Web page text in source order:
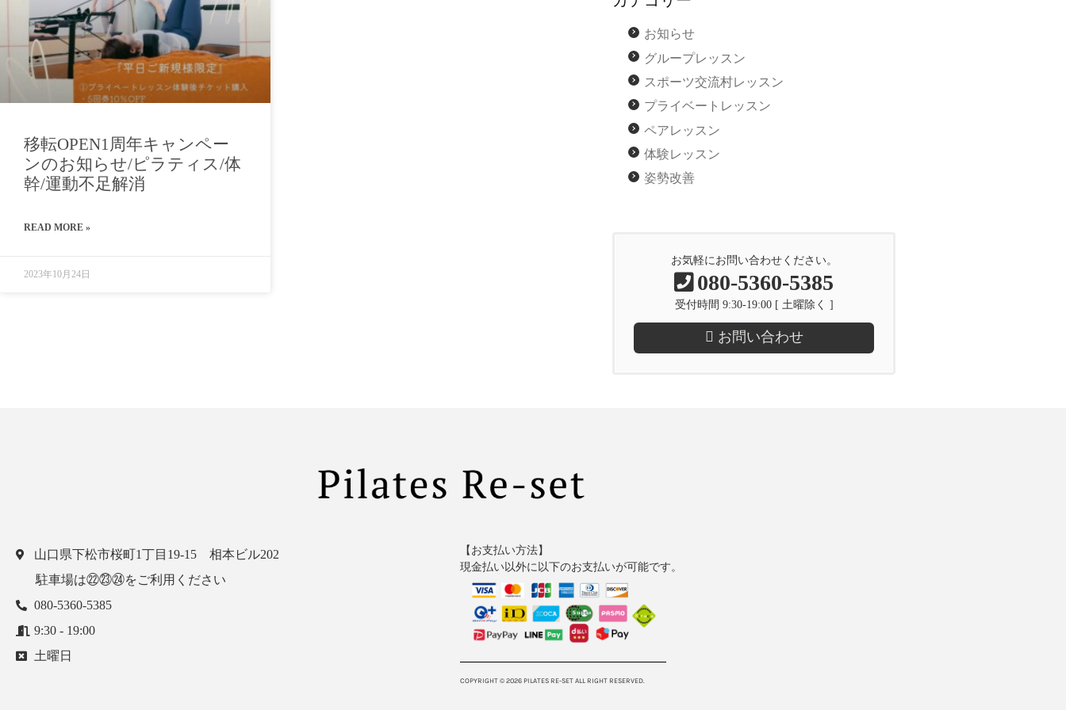
移転OPEN1周年キャンペー
ンのお知らせ/ピラティス/体
幹/運動不足解消
READ MORE »
2023年10月24日
お知らせ
グループレッスン
スポーツ交流村レッスン
プライベートレッスン
ペアレッスン
体験レッスン
姿勢改善
お気軽にお問い合わせください。
080-5360-5385
受付時間 9:30-19:00 [ 土曜除く ]
お問い合わせ
山口県下松市桜町1丁目19-15 相本ビル202
駐車場は㉒㉓㉔をご利用ください
080-5360-5385
9:30 - 19:00
土曜日
【お支払い方法】
現金払い以外に以下のお支払いが可能です。
COPYRIGHT © 2026 PILATES RE-SET ALL RIGHT RESERVED.